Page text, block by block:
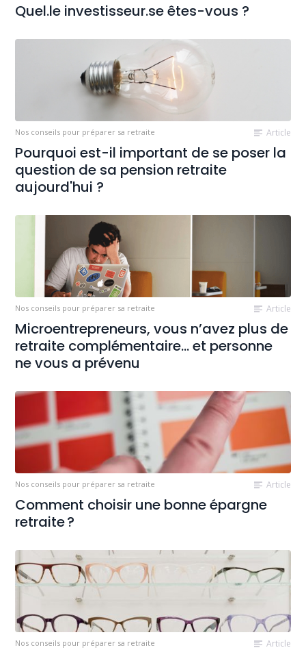
Quel.le investisseur.se êtes-vous ?
Nos conseils pour préparer sa retraite Article
Pourquoi est-il important de se poser la
question de sa pension retraite
aujourd'hui ?
Nos conseils pour préparer sa retraite Article
Microentrepreneurs, vous n’avez plus de
retraite complémentaire… et personne
ne vous a prévenu
Nos conseils pour préparer sa retraite Article
Comment choisir une bonne épargne
retraite ?
Nos conseils pour préparer sa retraite Article